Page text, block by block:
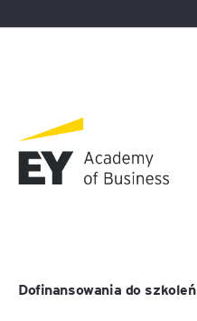
Dofinansowania do szkoleń